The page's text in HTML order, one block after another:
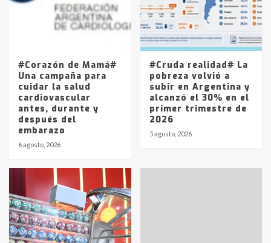
Los precios de los combustibles en
La Pampa, desde YPF hasta Axion
entre 857 a 1338 pesos
#Corazón de Mamá#
Una campaña para
cuidar la salud
cardiovascular
antes, durante y
después del
embarazo
6 agosto, 2026
#Cruda realidad# La
pobreza volvió a
subir en Argentina y
alcanzó el 30% en el
primer trimestre de
2026
5 agosto, 2026